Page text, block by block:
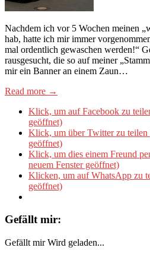
Nachdem ich vor 5 Wochen meinen
hab, hatte ich mir immer
mal ordentlich gewaschen werden!“
rausgesucht, die so auf meiner
mir ein Banner an einem Zaun…
Read more →
Klick, um auf Facebook zu
geöffnet)
Klick, um über Twitter zu teilen
geöffnet)
Klick, um dies einem Freund
neuem Fenster geöffnet)
Klicken, um auf WhatsApp zu
geöffnet)
Gefällt mir:
Gefällt mir Wird geladen...